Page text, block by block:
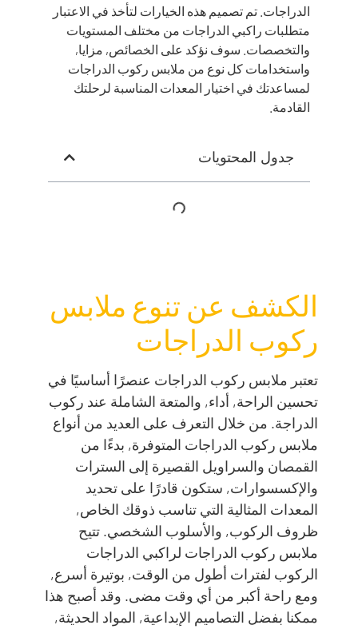
الدراجات. تم تصميم هذه الخيارات لتأخذ في الاعتبار
متطلبات راكبي الدراجات من مختلف المستويات
والتخصصات. سوف نؤكد على الخصائص, مزايا,
واستخدامات كل نوع من ملابس ركوب الدراجات
لمساعدتك في اختيار المعدات المناسبة لرحلتك
القادمة.
جدول المحتويات
الكشف عن تنوع ملابس
ركوب الدراجات
تعتبر ملابس ركوب الدراجات عنصرًا أساسيًا في
تحسين الراحة, أداء, والمتعة الشاملة عند ركوب
الدراجة. من خلال التعرف على العديد من أنواع
ملابس ركوب الدراجات المتوفرة, بدءًا من
القمصان والسراويل القصيرة إلى السترات
والإكسسوارات, ستكون قادرًا على تحديد
المعدات المثالية التي تناسب ذوقك الخاص,
ظروف الركوب, والأسلوب الشخصي. تتيح
ملابس ركوب الدراجات لراكبي الدراجات
الركوب لفترات أطول من الوقت, بوتيرة أسرع,
ومع راحة أكبر من أي وقت مضى. وقد أصبح هذا
ممكنا بفضل التصاميم الإبداعية, المواد الحديثة,